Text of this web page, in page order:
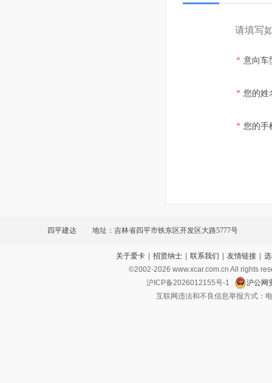
请填写
* 意向车
* 您的姓
* 您的手
四平建达 地址：吉林省四平市铁东区开发区大路5777号
关于爱卡 | 招贤纳士 | 联系我们 | 友情链接 |
©2002-2026 www.xcar.com.cn All rights
沪ICP备2026012155号-1
沪公网
互联网违法和不良信息举报方式：